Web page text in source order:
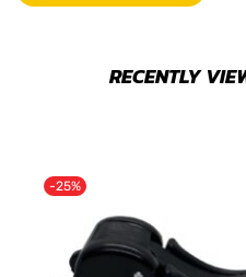
RECENTLY
-25%